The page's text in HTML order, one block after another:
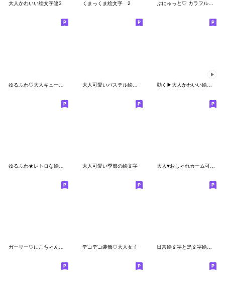
大人かわいい絵文字達3 くまっくま絵文字 2 ぷにゅっと♡ カラフル絵文字②
動く▶大人かわいい絵文字5
大人可愛い季節の絵文字 大人♥️おしゃれカーム可愛いお祝い絵文字
ガーリー♡にこちゃん絵文字 デコデコ装飾♡大人女子 日常絵文字と黒文字絵文字